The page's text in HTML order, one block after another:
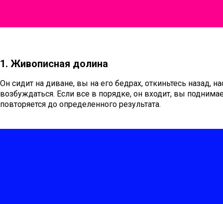
1. Живописная долина
Он сидит на диване, вы на его бедрах, откиньтесь назад,
возбуждаться. Если все в порядке, он входит, вы
повторяется до определенного результата.